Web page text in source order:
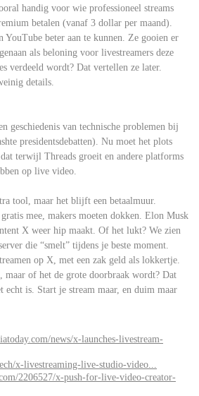
handig voor wie professioneel streams
betalen (vanaf 3 dollar per maand).
beter aan te kunnen. Ze gooien er
als beloning voor livestreamers deze
verdeeld wordt? Dat vertellen ze later.
details.
geschiedenis van technische problemen bij
presidentsdebatten). Nu moet het plots
terwijl Threads groeit en andere platforms
op live video.
tool, maar het blijft een betaalmuur.
mee, makers moeten dokken. Elon Musk
X weer hip maakt. Of het lukt? We zien
die “smelt” tijdens je beste moment.
op X, met een zak geld als lokkertje.
maar of het de grote doorbraak wordt? Dat
echt is. Start je stream maar, en duim maar
news/x-launches-livestream-
x-livestreaming-live-studio-video...
2206527/x-push-for-live-video-creator-